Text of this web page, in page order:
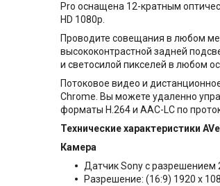
Pro оснащена 12-кратным
HD 1080p.
Проводите совещания в любом
высококонтрастной задней
и светосилой пикселей в любом
Потоковое видео и
Chrome. Вы можете удаленно
форматы H.264 и AAC-LC по
Технические характеристики
Камера
Датчик Sony с разрешением
Разрешение: (16:9) 1920 x